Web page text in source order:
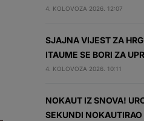
4. KOLOVOZA 2026. 12:07
SJAJNA VIJEST ZA
ITAUME SE BORI ZA
4. KOLOVOZA 2026. 10:11
NOKAUT IZ SNOVA!
SEKUNDI NOKAUTIRAO